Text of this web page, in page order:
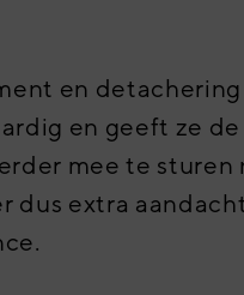
en
en geeft ze
mee te sturen
dus extra